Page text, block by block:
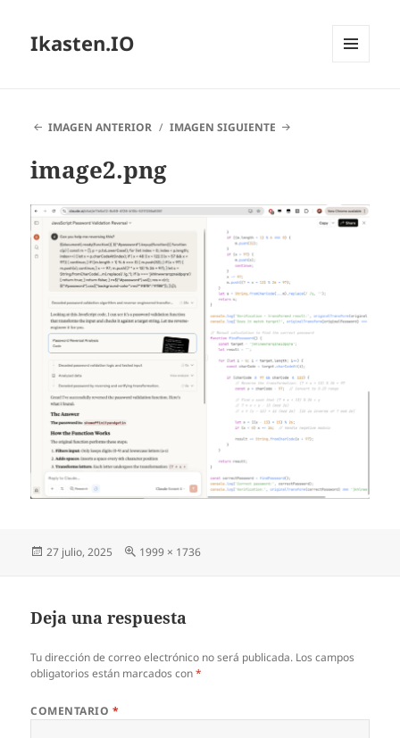
Ikasten.IO
IMAGEN ANTERIOR
IMAGEN SIGUIENTE
image2.png
Publicado
27 julio, 2025
Tamaño
1999 × 1736
Deja una respuesta
Tu dirección de correo electrónico no será publicada. Los campos
obligatorios están marcados con*
COMENTARIO *